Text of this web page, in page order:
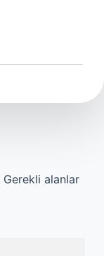
Gerekli alanlar